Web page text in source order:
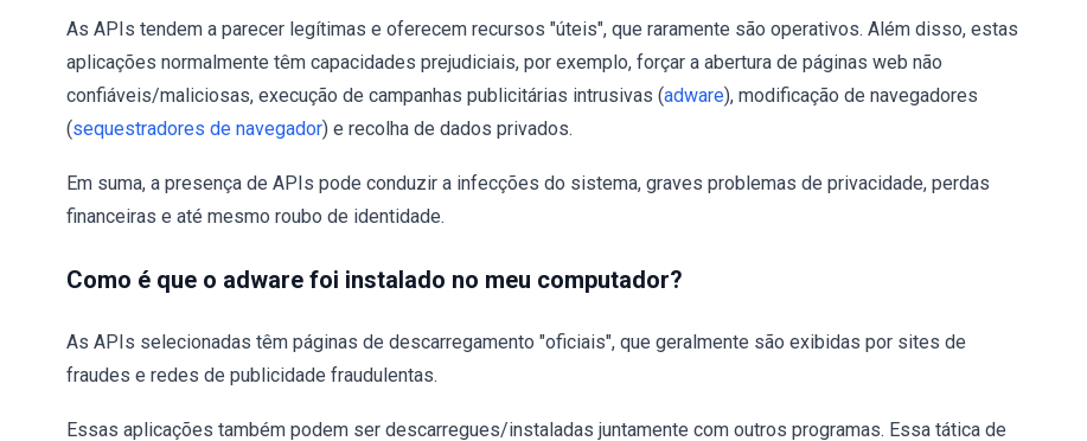
As APIs tendem a parecer legítimas e oferecem recursos "úteis", que raramente são operativos. Além disso, estas
aplicações normalmente têm capacidades prejudiciais, por exemplo, forçar a abertura de páginas web não
confiáveis/maliciosas, execução de campanhas publicitárias intrusivas (adware), modificação de navegadores
(sequestradores de navegador) e recolha de dados privados.
Em suma, a presença de APIs pode conduzir a infecções do sistema, graves problemas de privacidade, perdas
financeiras e até mesmo roubo de identidade.
Como é que o adware foi instalado no meu computador?
As APIs selecionadas têm páginas de descarregamento "oficiais", que geralmente são exibidas por sites de
fraudes e redes de publicidade fraudulentas.
Essas aplicações também podem ser descarregues/instaladas juntamente com outros programas. Essa tática de